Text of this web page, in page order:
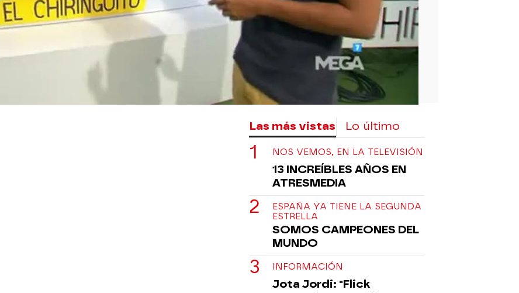
Las más vistas Lo último
NOS VEMOS, EN LA TELEVISIÓN
13 INCREÍBLES AÑOS EN
ATRESMEDIA
ESPAÑA YA TIENE LA SEGUNDA
ESTRELLA
SOMOS CAMPEONES DEL
MUNDO
INFORMACIÓN
Jota Jordi: "Flick